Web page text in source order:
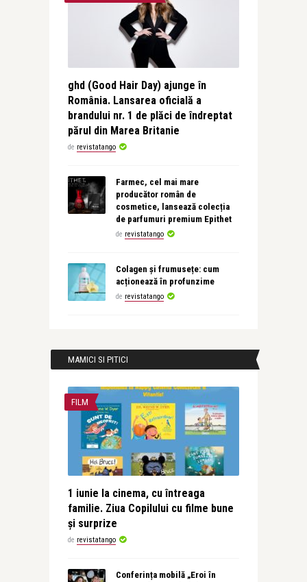
ghd (Good Hair Day) ajunge în
România. Lansarea oficială a
brandului nr. 1 de plăci de îndreptat
părul din Marea Britanie
de revistatango
Farmec, cel mai mare
producător român de
cosmetice, lansează colecția
de parfumuri premium Epithet
de revistatango
Colagen și frumusețe: cum
acționează în profunzime
de revistatango
MAMICI SI PITICI
FILM
1 iunie la cinema, cu întreaga
familie. Ziua Copilului cu filme bune
și surprize
de revistatango
Conferința mobilă „Eroi în